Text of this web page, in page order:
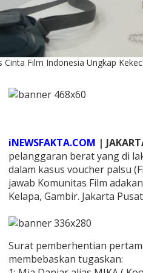
c
e
w
n
a
p
l
k
a
s
o
c
h
e
Cinta Film Indonesia Ungkap
iNEWSFAKTA.COM |
pelanggaran berat yang di
dalam kasus voucher palsu
jawab Komunitas Film
Kelapa, Gambir. Jakarta
Surat pemberhentian
membebaskan tugaskan: